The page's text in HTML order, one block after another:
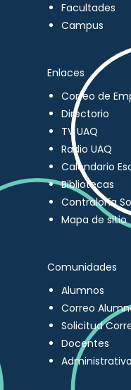
Facultades
Campus
Enlaces
Correo de
Directorio
TV UAQ
Radio UAQ
Calendario
Bibliotecas
Contraloría
Mapa de sitio
Comunidades
Alumnos
Correo
Solicitud
Docentes